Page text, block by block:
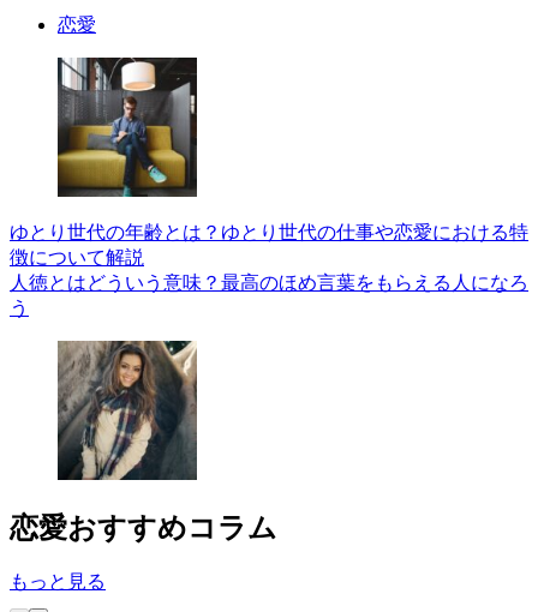
恋愛
ゆとり世代の年齢とは？ゆとり世代の仕事や恋愛における特
徴について解説
人徳とはどういう意味？最高のほめ言葉をもらえる人になろ
う
恋愛おすすめコラム
もっと見る